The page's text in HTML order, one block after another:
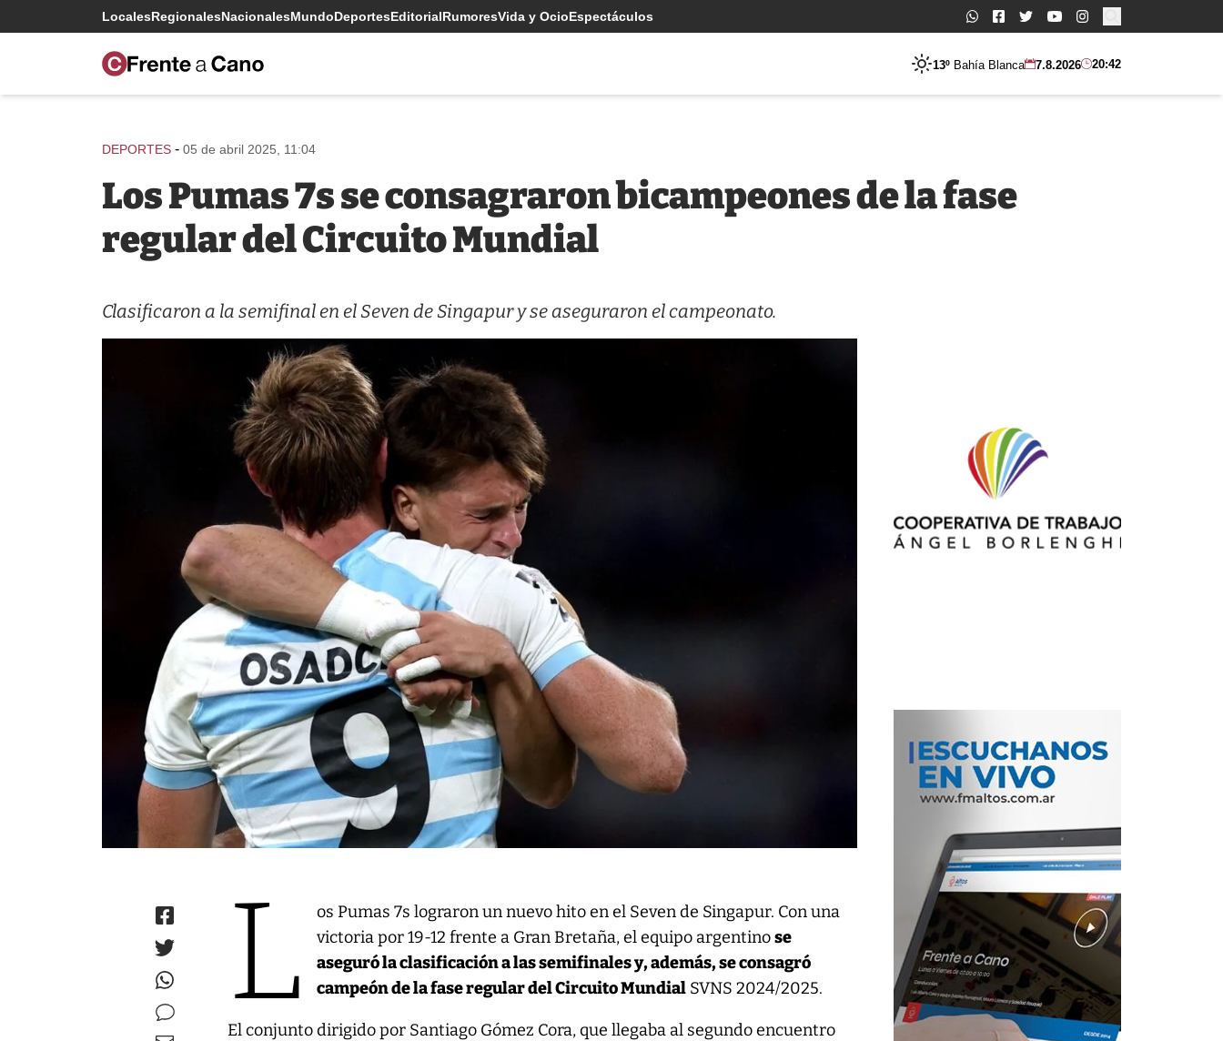
LocalesRegionalesNacionalesMundoDeportesEditorialRumoresVida y OcioEspectáculos Buscar:
13º Bahía Blanca 7.8.2026 20:42
DEPORTES - 05 de abril 2025, 11:04
Los Pumas 7s se consagraron bicampeones de la fase
regular del Circuito Mundial
Clasificaron a la semifinal en el Seven de Singapur y se aseguraron el campeonato.
L
os Pumas 7s lograron un nuevo hito en el Seven de Singapur. Con una
victoria por 19-12 frente a Gran Bretaña, el equipo argentinose
aseguró la clasificación a las semifinales y, además, se consagró
campeón de la fase regular del Circuito Mundial SVNS 2024/2025.
El conjunto dirigido por Santiago Gómez Cora, que llegaba al segundo encuentro